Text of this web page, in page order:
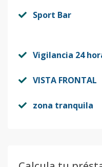
Sport Bar
Vigilancia 24
VISTA FRONTAL
zona tranquila